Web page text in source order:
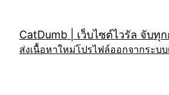
content
CatDumb | เว็บไซต์ไวรัล จับทุ
ส่งเนื้อหาใหม่โปรไฟล์ออกจากระบบ